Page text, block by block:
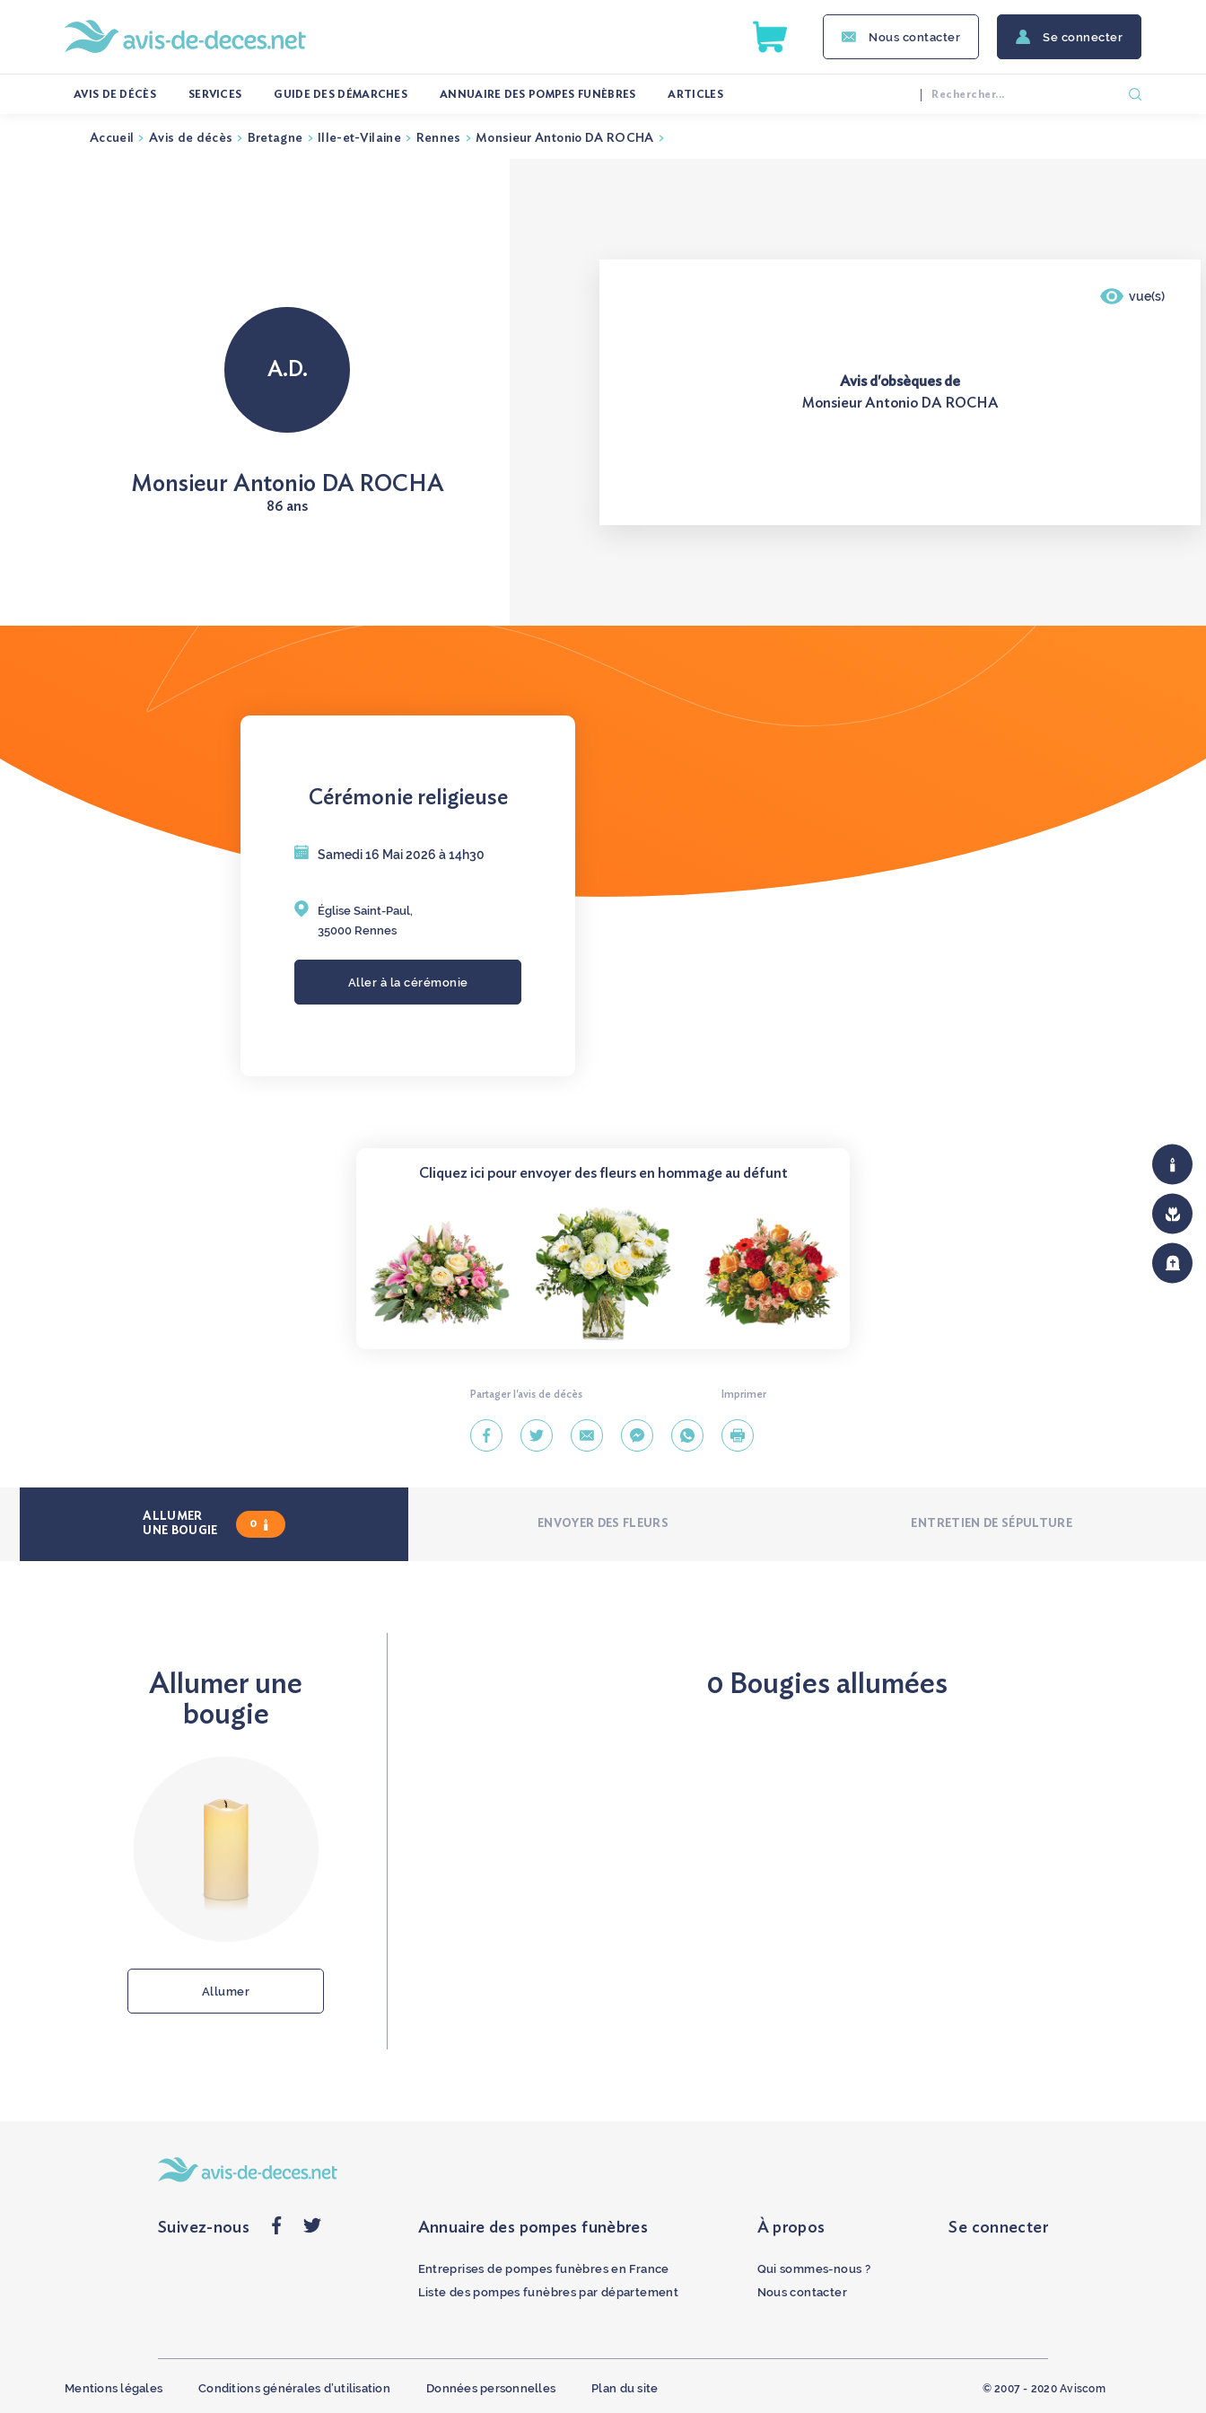
Nous contacter Se connecter
AVIS DE DÉCÈS SERVICES GUIDE DES DÉMARCHES ANNUAIRE DES POMPES FUNÈBRES ARTICLES
Accueil Avis de décès Bretagne Ille-et-Vilaine Rennes Monsieur Antonio DA ROCHA
A.D.
Monsieur Antonio DA ROCHA
86 ans
Avis d'obsèques de
Monsieur Antonio DA ROCHA
vue(s)
Cérémonie religieuse
Samedi 16 Mai 2026 à 14h30
Église Saint-Paul,
35000 Rennes
Aller à la cérémonie
Cliquez ici pour envoyer des fleurs en hommage au défunt
Partager l'avis de décès Imprimer
ALLUMER
UNE BOUGIE
0 ENVOYER DES FLEURS ENTRETIEN DE SÉPULTURE
Allumer une
bougie
Allumer
0 Bougies allumées
Suivez-nous Annuaire des pompes funèbres
Entreprises de pompes funèbres en France
Liste des pompes funèbres par département
À propos
Qui sommes-nous ?
Nous contacter
Se connecter
Mentions légales Conditions générales d’utilisation Données personnelles Plan du site © 2007 - 2020 Aviscom